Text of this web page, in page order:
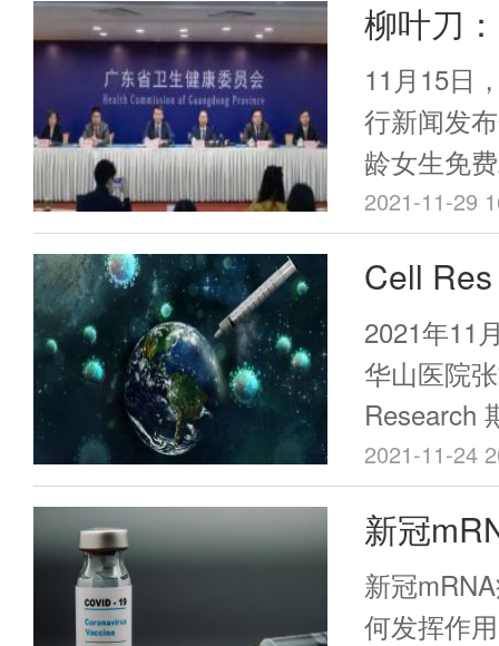
期间，中
亿剂，而
11.86/10
发至今，
死守，没
立比较完
有关疫苗
我们不仅
疫苗有效
作用的数
另外，对
人，也需
用了人们
的现实，
生。 为了
就来了解
物”。
+线下”形
京举办。
融合，共
柳叶刀
研究结
病率下
价，这
11月15日
行新闻发
龄女生免
作，这也
行国产
政策的出
起了轰动。
2021-11-29
Cell
论文，
效果显著
2021年11
华山医院
Research
vaccine
dose
responses
2021-11-24
新冠
后，是
新冠
何发挥作